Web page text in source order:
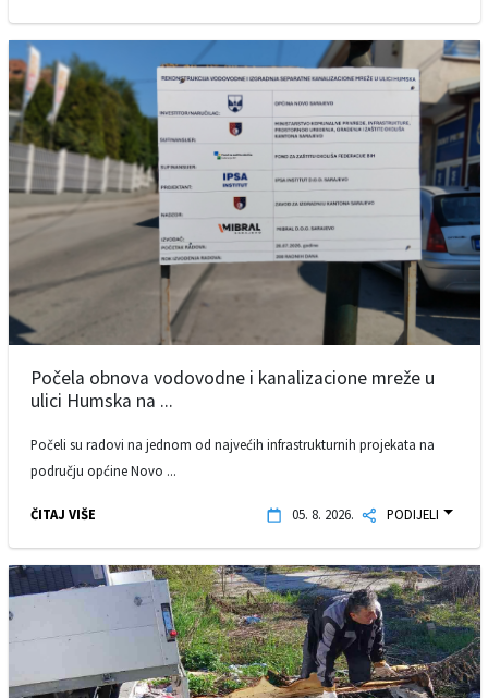
Počela obnova vodovodne i kanalizacione mreže u
ulici Humska na ...
Počeli su radovi na jednom od najvećih infrastrukturnih projekata na
području općine Novo ...
ČITAJ VIŠE 05. 8. 2026. PODIJELI